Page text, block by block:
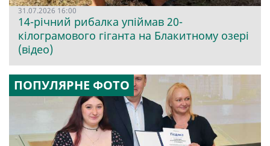
31.07.2026 16:00
14-річний рибалка упіймав 20-
кілограмового гіганта на Блакитному озері
(відео)
ПОПУЛЯРНЕ ФОТО